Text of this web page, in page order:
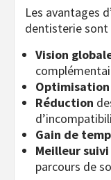
Les avantages
dentisterie sont
Vision
Optimisation
Réduction
Gain de
Meilleur suivi
parcours de